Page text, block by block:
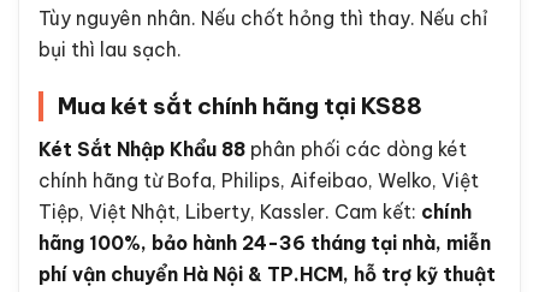
Tùy nguyên nhân. Nếu chốt hỏng thì thay. Nếu chỉ
bụi thì lau sạch.
Mua két sắt chính hãng tại KS88
Két Sắt Nhập Khẩu 88 phân phối các dòng két
chính hãng từ Bofa, Philips, Aifeibao, Welko, Việt
Tiệp, Việt Nhật, Liberty, Kassler. Cam kết: chính
hãng 100%, bảo hành 24-36 tháng tại nhà, miễn
phí vận chuyển Hà Nội & TP.HCM, hỗ trợ kỹ thuật